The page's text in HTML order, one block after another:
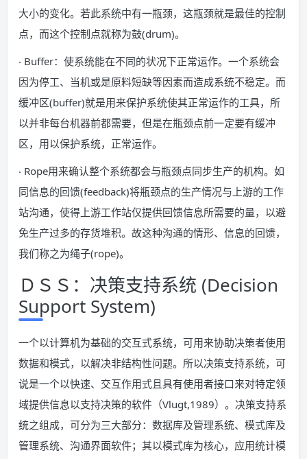
大小的变化。若此系统中有一瓶颈，这瓶颈就是最佳的控制
点，而这个控制点就称为鼓(drum)。
‧ Buffer：使系统能在不同的状况下正常运作。一个系统会
因为停工、当机或是原料短缺等因素而造成系统不稳定。而
缓冲区(buffer)就是用来保护系统使其正常运作的工具，所
以并非每台机器前都需要，但是在瓶颈点前一定要有缓冲
区，用以保护系统，正常运作。
‧ Rope用来确认整个系统都会与瓶颈点同步生产的机构。如
同信息的回馈(feedback)将瓶颈点的生产情况与上游的工作
站沟通，使得上游工作站仅提供回馈信息所需要的量，以避
免生产过多的存货堆积。故这种沟通的情形、信息的回馈，
我们称之为绳子(rope)。
ＤＳＳ：决策支持系统 (Decision
Support System)
一个以计算机为基础的交互式系统，可用来协助决策者使用
数据和模式，以解决非结构性问题。所以决策支持系统，可
说是一个以快速、交互作用式且具有使用者接口来对特定领
域提供信息以支持决策的软件（Vlugt,1989）。决策支持系
统之组成，可分为三大部分：数据库及管理系统、模式库及
管理系统、沟通界面软件；其以模式库为核心，应用统计模